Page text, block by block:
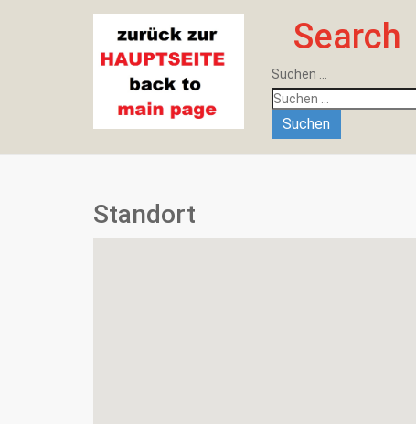
Search
Suchen ...
Suchen
Standort